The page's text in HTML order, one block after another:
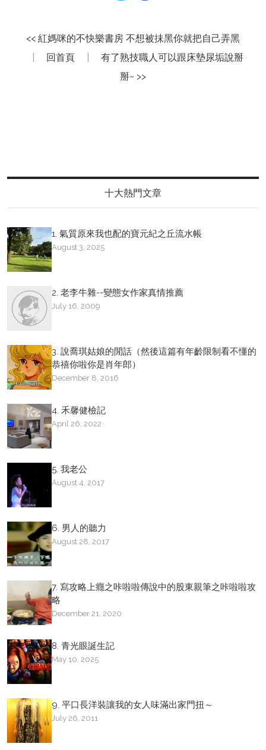
<< 紅媽咪的不快樂書房 不想被抺黑你就把自己弄黑
回首頁
有了熟技職人可以跟床墊尿垢說掰
掰~ >>
十大熱門文章
1. 氣質原來我也配的寶元紀之丘流水帳
August 3, 2025
2. 老李牛雜--變態女作家真情推薦
July 16, 2009
3. 說喬琪姑娘的閒話（然後這篇有年齡限制看不懂的
恭禧你啦你是肖年郎）
December 8, 2016
4. 禾馨健檢記
April 26, 2022
5. 我老公
August 4, 2017
6. 男人的聽力
August 28, 2017
7. 寫攻略上癮之咔啦啦傳說中的股東親筆之咔啦啦攻
略
December 21, 2020
8. 青光眼誕生記
May 10, 2025
9. 平口長洋裝讓我的女人味滿出家門扭～
July 26, 2011